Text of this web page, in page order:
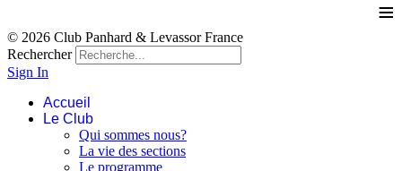
≡
© 2026 Club Panhard & Levassor France
Rechercher
Sign In
Accueil
Le Club
Qui sommes nous?
La vie des sections
Le programme